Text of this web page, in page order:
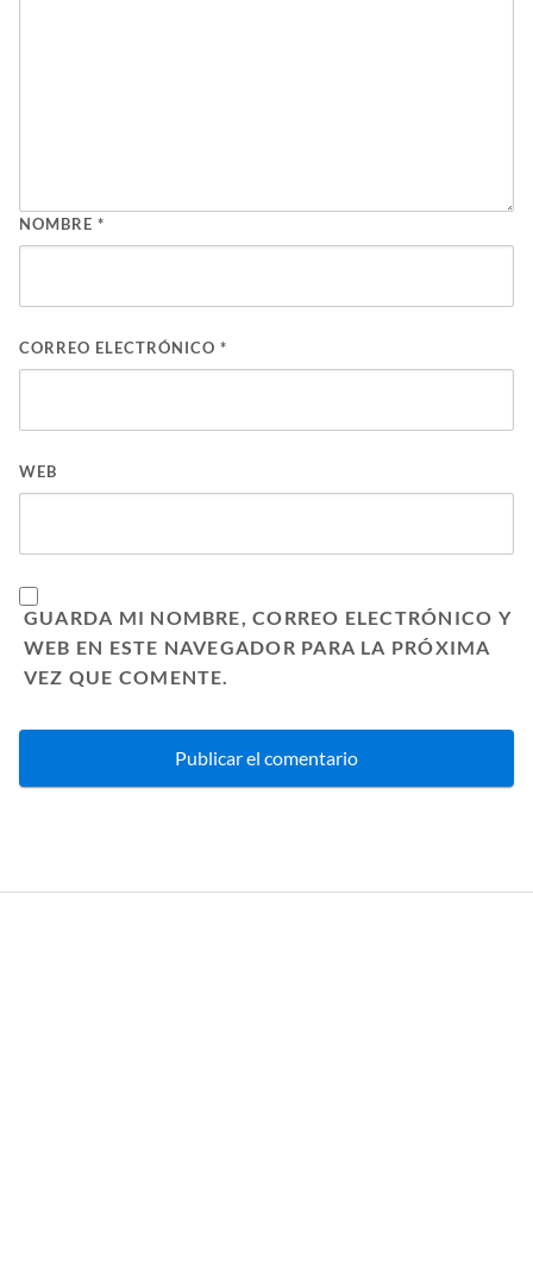
NOMBRE *
CORREO ELECTRÓNICO *
WEB
GUARDA MI NOMBRE, CORREO ELECTRÓNICO Y
WEB EN ESTE NAVEGADOR PARA LA PRÓXIMA
VEZ QUE COMENTE.